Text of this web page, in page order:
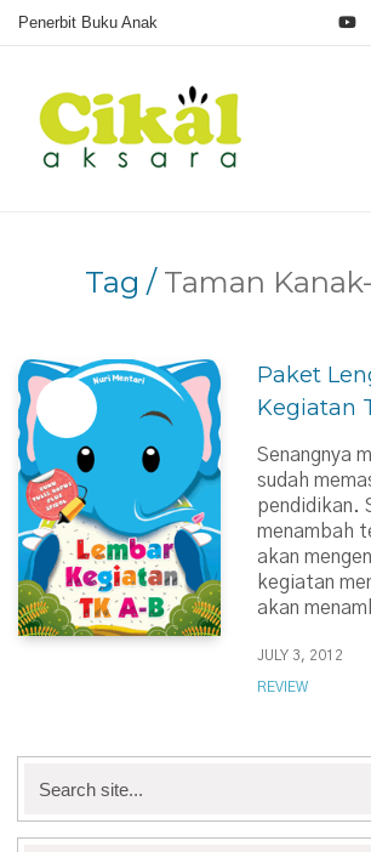
Penerbit Buku Anak
Tag / Taman
Paket
Kegiatan
Senangnya
sudah
pendidikan.
menambah
akan
kegiatan
akan
JULY 3, 2012
REVIEW
for: